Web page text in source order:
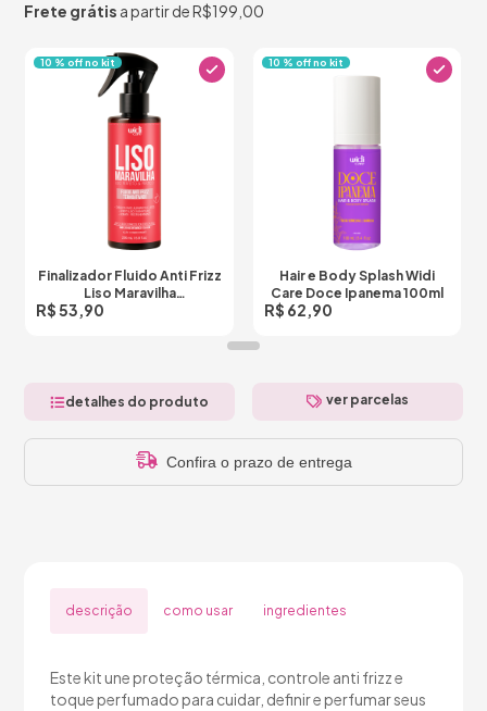
Frete grátis a partir deR$199,00
10 % off no kit
Finalizador Fluido Anti Frizz
Liso Maravilha
Termoativado 200 ml
R$ 53,90
10 % off no kit
Hair e Body Splash Widi
Care Doce Ipanema 100ml
R$ 62,90
detalhes do produto ver parcelas
Confira o prazo de entrega
descrição como usar ingredientes
Este kit une proteção térmica, controle anti frizz e
toque perfumado para cuidar, definir e perfumar seus